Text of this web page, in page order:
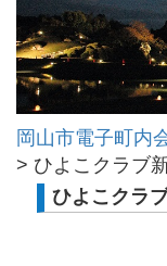
岡山市電子町内
> ひよこクラブ
ひよこクラ